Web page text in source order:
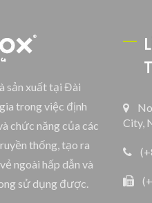
sản xuất tại Đài
trong việc định
chức năng của các
thống, tạo ra
ngoài hấp dẫn và
sử dụng được.
City,